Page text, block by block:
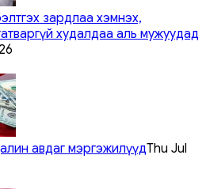
зардлаа хэмнэх,
худалдаа аль мужуудад
авдаг мэргэжилүүдThu Jul